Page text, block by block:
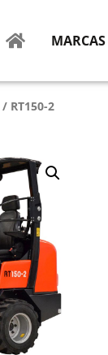
MARCAS
/ RT150-2